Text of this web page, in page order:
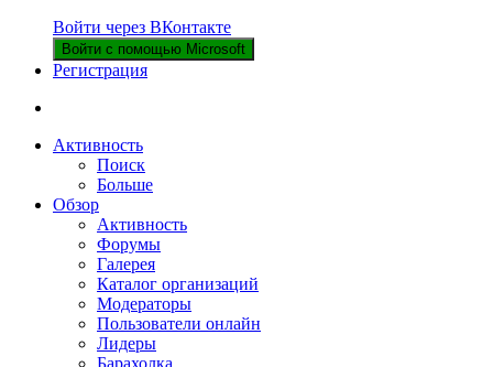
Войти через ВКонтакте
Войти с помощью Microsoft
Регистрация
Активность
Поиск
Больше
Обзор
Активность
Форумы
Галерея
Каталог организаций
Модераторы
Пользователи онлайн
Лидеры
Барахолка